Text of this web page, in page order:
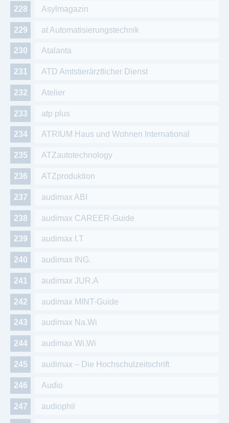
Asylmagazin
at Automatisierungstechnik
Atalanta
ATD Amtstierärztlicher Dienst
Atelier
atp plus
ATRIUM Haus und Wohnen International
ATZautotechnology
ATZproduktion
audimax ABI
audimax CAREER-Guide
audimax I.T
audimax ING.
audimax JUR.A
audimax MINT-Guide
audimax Na.Wi
audimax Wi.Wi
audimax – Die Hochschulzeitschrift
Audio
audiophil